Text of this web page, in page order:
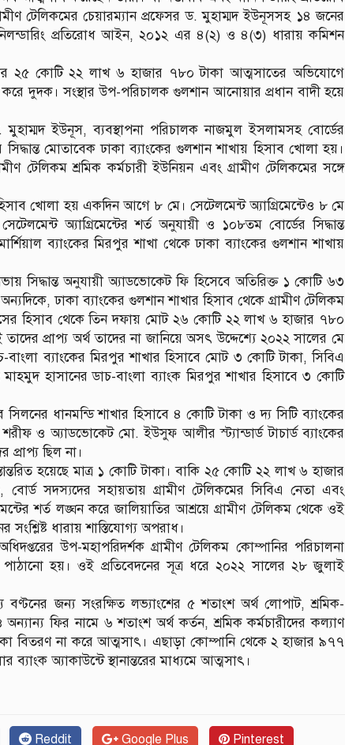
টেলিকমের চেয়ারম্যান প্রফেসর ড. মুহাম্মদ ইউনূসসহ ১৪ জনের
প্রতিরোধ আইন, ২০১২ এর ৪(২) ও ৪(৩) ধারায় কমিশন
২৫ কোটি ২২ লাখ ৬ হাজার ৭৮০ টাকা আত্মসাতের অভিযোগে
দুদক। সংস্থার উপ-পরিচালক গুলশান আনোয়ার প্রধান বাদী হয়ে
মুহাম্মদ ইউনূস, ব্যবস্থাপনা পরিচালক নাজমুল ইসলামসহ বোর্ডের
মোতাবেক ঢাকা ব্যাংকের গুলশান শাখায় হিসাব খোলা হয়।
টেলিকম শ্রমিক কর্মচারী ইউনিয়ন এবং গ্রামীণ টেলিকমের সঙ্গে
খোলা হয় একদিন আগে ৮ মে। সেটেলমেন্ট অ্যাগ্রিমেন্টেও ৮ মে
অ্যাগ্রিমেন্টের শর্ত অনুযায়ী ও ১০৮তম বোর্ডের সিদ্ধান্ত
ব্যাংকের মিরপুর শাখা থেকে ঢাকা ব্যাংকের গুলশান শাখায়
সিদ্ধান্ত অনুযায়ী অ্যাডভোকেট ফি হিসেবে অতিরিক্ত ১ কোটি ৬৩
ঢাকা ব্যাংকের গুলশান শাখার হিসাব থেকে গ্রামীণ টেলিকম
হিসাব থেকে তিন দফায় মোট ২৬ কোটি ২২ লাখ ৬ হাজার ৭৮০
তাদের প্রাপ্য অর্থ তাদের না জানিয়ে অসৎ উদ্দেশ্যে ২০২২ সালের মে
ব্যাংকের মিরপুর শাখার হিসাবে মোট ৩ কোটি টাকা, সিবিএ
হাসানের ডাচ-বাংলা ব্যাংক মিরপুর শাখার হিসাবে ৩ কোটি
ধানমন্ডি শাখার হিসাবে ৪ কোটি টাকা ও দ্য সিটি ব্যাংকের
ও অ্যাডভোকেট মো. ইউসুফ আলীর স্ট্যান্ডার্ড টাচার্ড ব্যাংকের
প্রাপ্য ছিল না।
হয়েছে মাত্র ১ কোটি টাকা। বাকি ২৫ কোটি ২২ লাখ ৬ হাজার
বোর্ড সদস্যদের সহায়তায় গ্রামীণ টেলিকমের সিবিএ নেতা এবং
শর্ত লঙ্ঘন করে জালিয়াতির আশ্রয়ে গ্রামীণ টেলিকম থেকে ওই
ধারায় শাস্তিযোগ্য অপরাধ।
উপ-মহাপরিদর্শক গ্রামীণ টেলিকম কোম্পানির পরিচালনা
হয়। ওই প্রতিবেদনের সূত্র ধরে ২০২২ সালের ২৮ জুলাই
জন্য সংরক্ষিত লভ্যাংশের ৫ শতাংশ অর্থ লোপাট, শ্রমিক-
ফির নামে ৬ শতাংশ অর্থ কর্তন, শ্রমিক কর্মচারীদের কল্যাণ
বিতরণ না করে আত্মসাৎ। এছাড়া কোম্পানি থেকে ২ হাজার ৯৭৭
ব্যাংক অ্যাকাউন্টে স্থানান্তরের মাধ্যমে আত্মসাৎ।
Reddit Google Plus Pinterest